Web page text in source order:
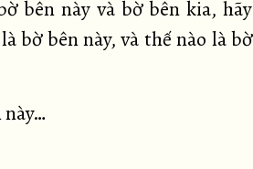
bên này và bờ bên kia, hãy
bờ bên này, và thế nào là bờ
này…